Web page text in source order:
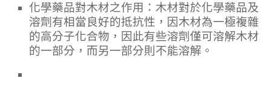
化學藥品對木材之作用：木材對於化學藥品及
溶劑有相當良好的抵抗性，因木材為一極複雜
的高分子化合物，因此有些溶劑僅可溶解木材
的一部分，而另一部分則不能溶解。